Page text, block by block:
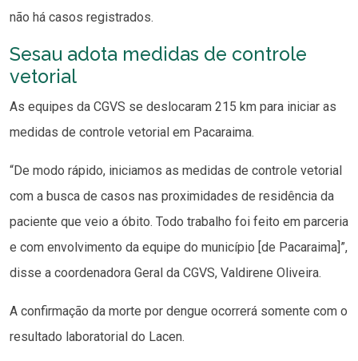
não há casos registrados.
Sesau adota medidas de controle
vetorial
As equipes da CGVS se deslocaram 215 km para iniciar as
medidas de controle vetorial em Pacaraima.
“De modo rápido, iniciamos as medidas de controle vetorial
com a busca de casos nas proximidades de residência da
paciente que veio a óbito. Todo trabalho foi feito em parceria
e com envolvimento da equipe do município [de Pacaraima]”,
disse a coordenadora Geral da CGVS, Valdirene Oliveira.
A confirmação da morte por dengue ocorrerá somente com o
resultado laboratorial do Lacen.